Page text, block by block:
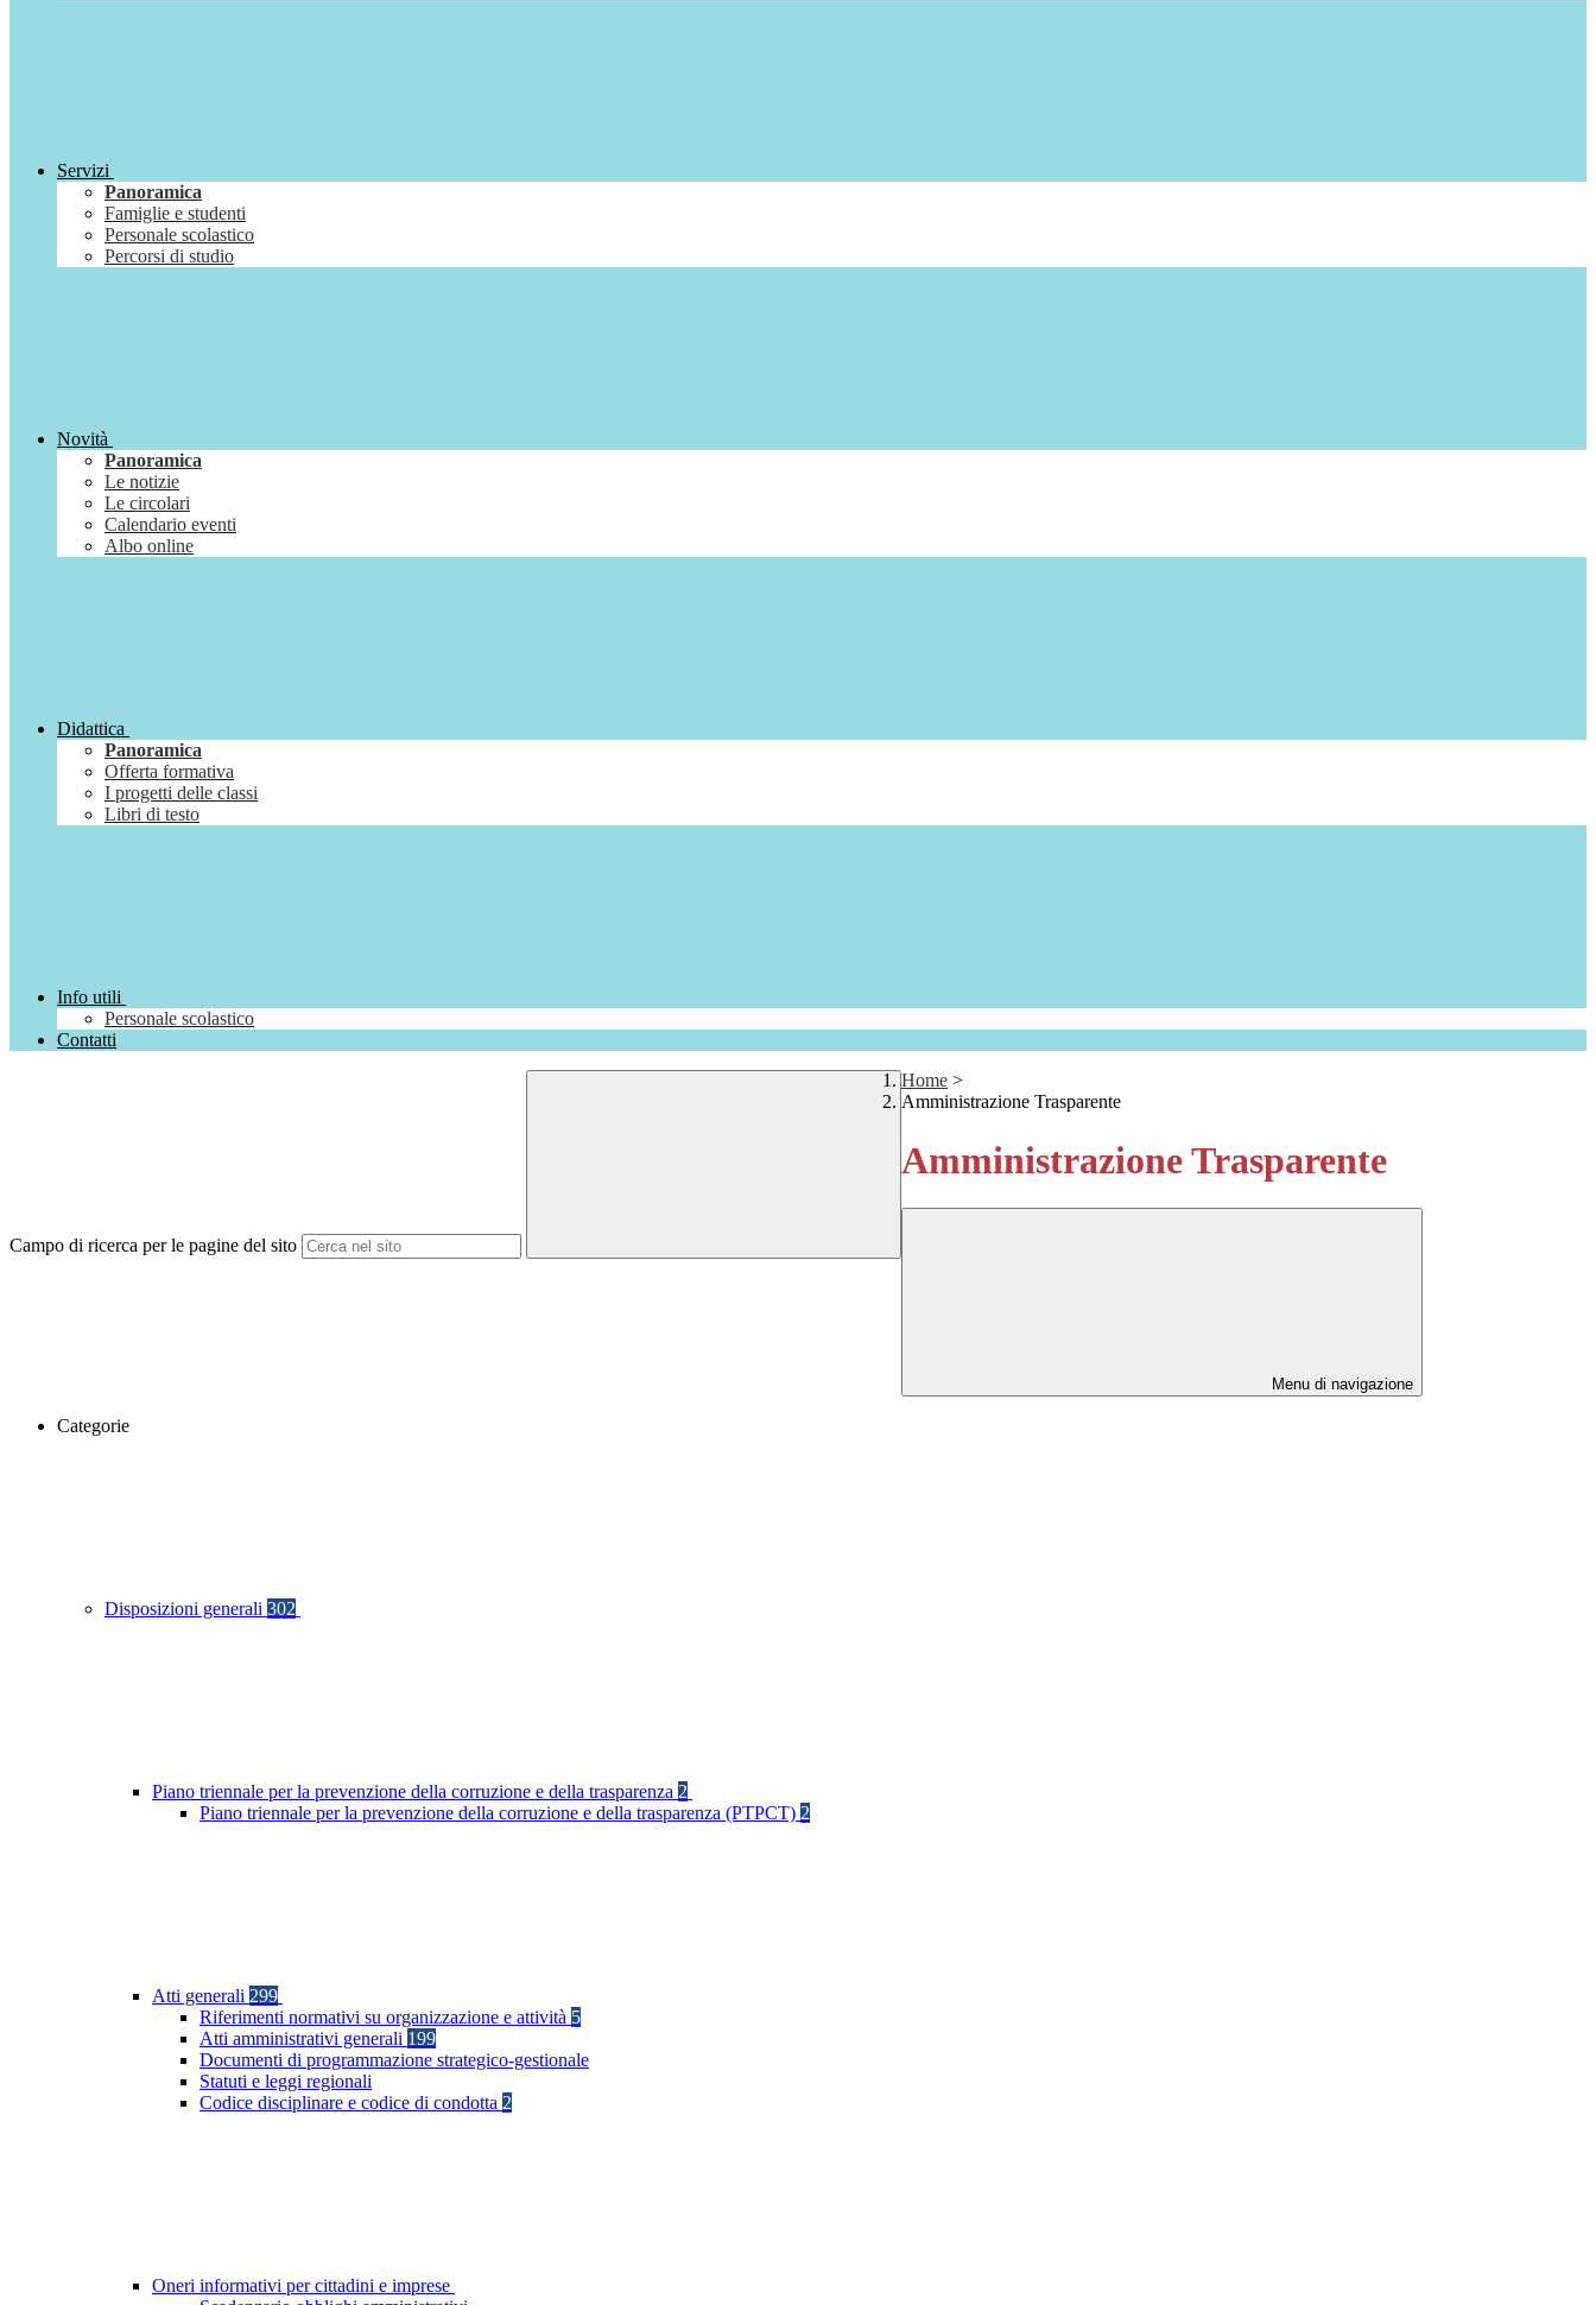
Servizi
Panoramica
Famiglie e studenti
Personale scolastico
Percorsi di studio
Novità
Panoramica
Le notizie
Le circolari
Calendario eventi
Albo online
Didattica
Panoramica
Offerta formativa
I progetti delle classi
Libri di testo
Info utili
Personale scolastico
Contatti
Campo di ricerca per le pagine del sito
Home >
Amministrazione Trasparente
Amministrazione Trasparente
Menu di navigazione
Categorie
Disposizioni generali 302
Piano triennale per la prevenzione della corruzione e della trasparenza 2
Piano triennale per la prevenzione della corruzione e della trasparenza (PTPCT) 2
Atti generali 299
Riferimenti normativi su organizzazione e attività 5
Atti amministrativi generali 199
Documenti di programmazione strategico-gestionale
Statuti e leggi regionali
Codice disciplinare e codice di condotta 2
Oneri informativi per cittadini e imprese